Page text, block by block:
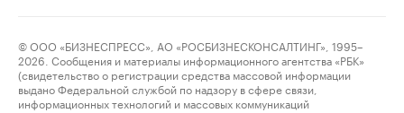
© ООО «БИЗНЕСПРЕСС», АО «РОСБИЗНЕСКОНСАЛТИНГ», 1995–
2026. Сообщения и материалы информационного агентства «РБК»
(свидетельство о регистрации средства массовой информации
выдано Федеральной службой по надзору в сфере связи,
информационных технологий и массовых коммуникаций